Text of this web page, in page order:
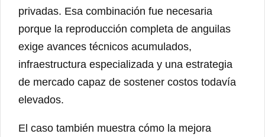
privadas. Esa combinación fue necesaria
porque la reproducción completa de anguilas
exige avances técnicos acumulados,
infraestructura especializada y una estrategia
de mercado capaz de sostener costos todavía
elevados.
El caso también muestra cómo la mejora